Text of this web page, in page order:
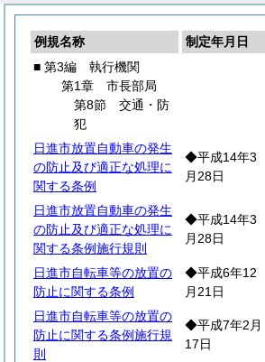
例規名称 制定年月日
■ 第3編 執行機関
第1章 市長部局
第8節 交通・防
犯
日進市放置自動車の発生
の防止及び適正な処理に
関する条例
◆平成14年3
月28日
日進市放置自動車の発生
の防止及び適正な処理に
関する条例施行規則
◆平成14年3
月28日
日進市自転車等の放置の
防止に関する条例
◆平成6年12
月21日
日進市自転車等の放置の
防止に関する条例施行規
則
◆平成7年2月
17日